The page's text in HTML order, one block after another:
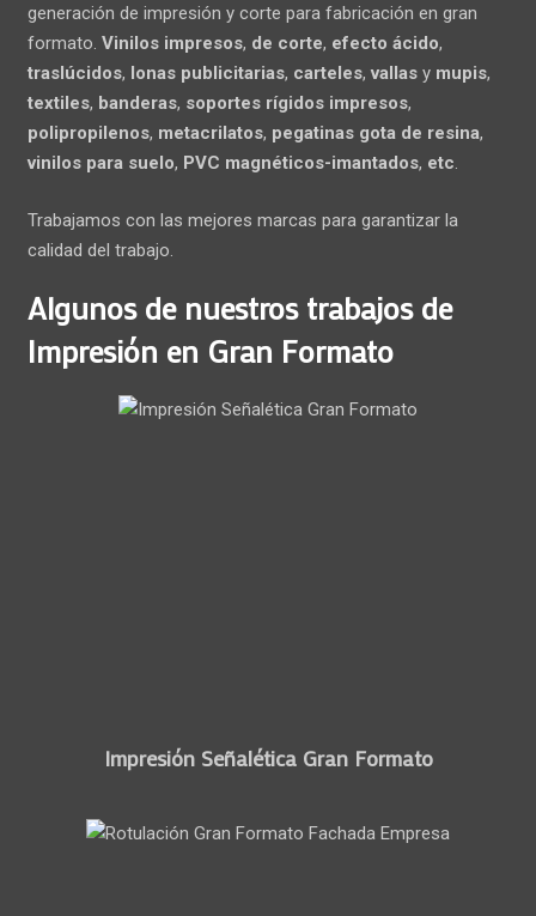
generación de impresión y corte para fabricación en gran
formato. Vinilos impresos, de corte, efecto ácido,
traslúcidos, lonas publicitarias, carteles,vallasy mupis,
textiles, banderas, soportes rígidos impresos,
polipropilenos, metacrilatos, pegatinas gota de resina,
vinilos para suelo, PVC magnéticos-imantados, etc.
Trabajamos con las mejores marcas para garantizar la
calidad del trabajo.
Algunos de nuestros trabajos de
Impresión en Gran Formato
Impresión Señalética Gran Formato